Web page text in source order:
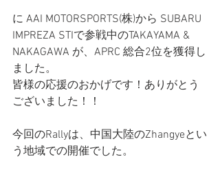
に AAI MOTORSPORTS(株)から SUBARU
IMPREZA STIで参戦中のTAKAYAMA &
NAKAGAWA が、APRC 総合2位を獲得し
ました。
皆様の応援のおかげです！ありがとう
ございました！！
今回のRallyは、中国大陸のZhangyeとい
う地域での開催でした。